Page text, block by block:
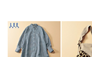
ベージュ